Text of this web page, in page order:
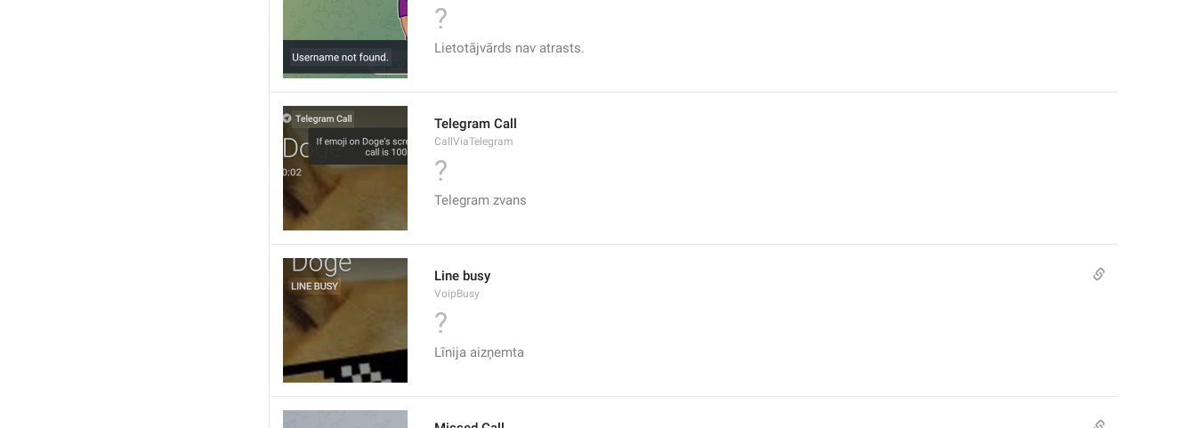
?
Lietotājvārds nav atrasts.
Telegram Call
CallViaTelegram
?
Telegram zvans
Line busy
VoipBusy
?
Līnija aizņemta